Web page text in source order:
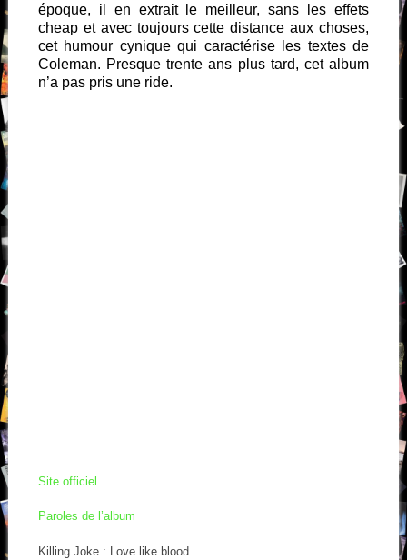
époque, il en extrait le meilleur, sans les effets
cheap et avec toujours cette distance aux choses,
cet humour cynique qui caractérise les textes de
Coleman. Presque trente ans plus tard, cet album
n’a pas pris une ride.
Site officiel
Paroles de l’album
Killing Joke : Love like blood